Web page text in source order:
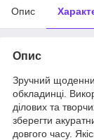
Опис
Опис
Зручний
обкладинці.
ділових та
зберегти
довгого часу.